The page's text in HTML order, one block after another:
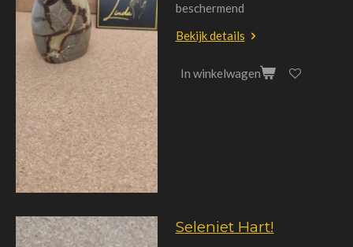
beschermend
Bekijk details
In winkelwagen
Seleniet Hart!